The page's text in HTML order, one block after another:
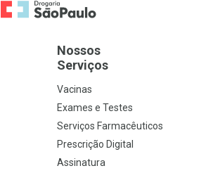
Ir para a Home
Nossos
Serviços
Vacinas
Exames e Testes
Serviços Farmacêuticos
Prescrição Digital
Assinatura